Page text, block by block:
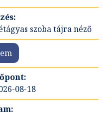
szoba tájra néző
08-18